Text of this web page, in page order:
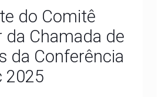
do Comitê
da Chamada de
da Conferência
2025